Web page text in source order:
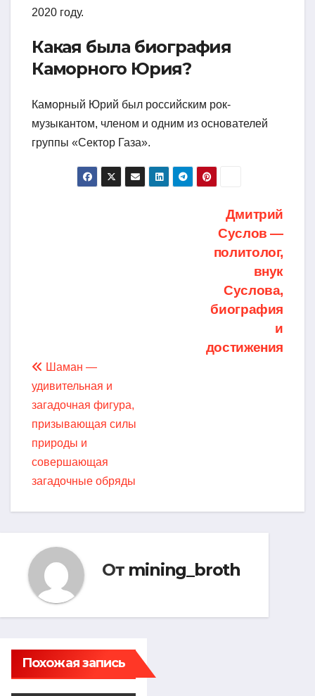
2020 году.
Какая была биография
Каморного Юрия?
Каморный Юрий был российским рок-
музыкантом, членом и одним из основателей
группы «Сектор Газа».
Дмитрий
Суслов —
политолог,
внук
Суслова,
биография
и
достижения
Шаман —
удивительная и
загадочная фигура,
призывающая силы
природы и
совершающая
загадочные обряды
От mining_broth
Похожая запись